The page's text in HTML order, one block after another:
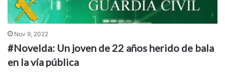
Nov 9, 2022
#Novelda: Un joven de 22 años herido de bala
en la vía pública